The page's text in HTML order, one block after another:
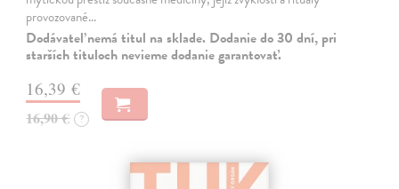
provozované…
Dodávateľ nemá titul na sklade. Dodanie do 30 dní, pri
starších tituloch nevieme dodanie garantovať.
16,39 €
16,90 € ?